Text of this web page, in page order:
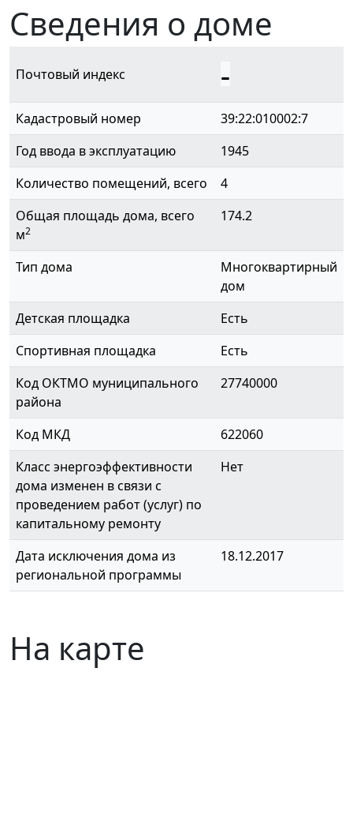
Сведения о доме
Почтовый индекс -
Кадастровый номер
39:22:010002:7
Год ввода в эксплуатацию
1945
Количество помещений, всего
4
Общая площадь дома, всего
м2
174.2
Тип дома
Многоквартирный
дом
Детская площадка
Есть
Спортивная площадка
Есть
Код ОКТМО муниципального
района
27740000
Код МКД
622060
Класс энергоэффективности
дома изменен в связи с
проведением работ (услуг) по
капитальному ремонту
Нет
Дата исключения дома из
региональной программы
18.12.2017
На карте